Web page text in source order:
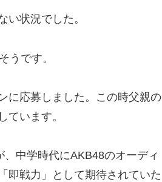
状況でした。
うです。
に応募しました。この時父親の
ています。
中学時代にAKB48のオーディ
即戦力」として期待されていた